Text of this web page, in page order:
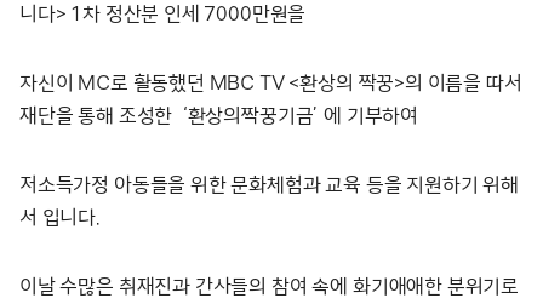
니다> 1차 정산분 인세 7000만원을
자신이 MC로 활동했던 MBC TV <환상의 짝꿍>의 이름을 따서
재단을 통해 조성한 ‘환상의짝꿍기금’ 에 기부하여
저소득가정 아동들을 위한 문화체험과 교육 등을 지원하기 위해
서 입니다.
이날 수많은 취재진과 간사들의 참여 속에 화기애애한 분위기로